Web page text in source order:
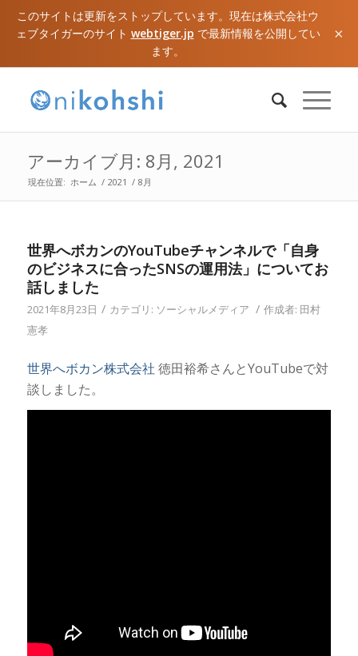
このサイトは更新をストップしています。現在は株式会社ウ
ェブタイガーのサイト webtiger.jp で最新情報を公開してい
ます。
×
アーカイブ月: 8月, 2021
現在位置: ホーム / 2021 / 8月
世界へボカンのYouTubeチャンネルで「自身
のビジネスに合ったSNSの運用法」についてお
話しました
2021年8月23日 / カテゴリ: ソーシャルメディア / 作成者: 田村
憲孝
世界へボカン株式会社 徳田裕希さんとYouTubeで対
談しました。